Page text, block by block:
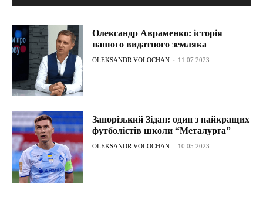
Олександр Авраменко: історія
нашого видатного земляка
OLEKSANDR VOLOCHAN - 11.07.2023
Запорізький Зідан: один з найкращих
футболістів школи “Металурга”
OLEKSANDR VOLOCHAN - 10.05.2023